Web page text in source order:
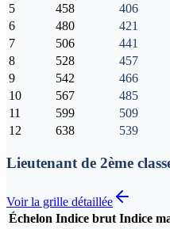
5
458 406
6
480 421
7
506 441
8
528 457
9
542 466
10
567 485
11
599 509
12
638 539
Lieutenant de 2ème
Voir la grille détaillée
Échelon Indice brut Indice